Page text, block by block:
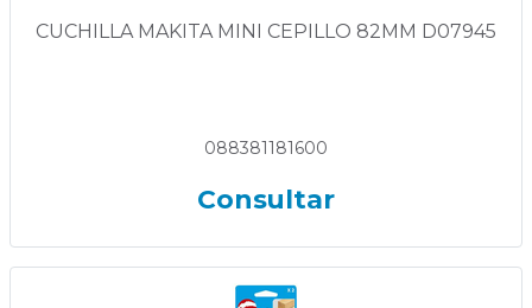
CUCHILLA MAKITA MINI CEPILLO 82MM D07945
088381181600
Consultar